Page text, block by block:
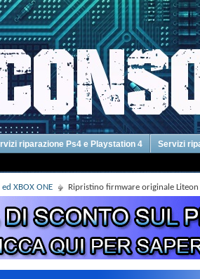
riparazione Ps4 e Playstation 4 Servizi
XBOX ONE Ripristino firmware originale Liteon